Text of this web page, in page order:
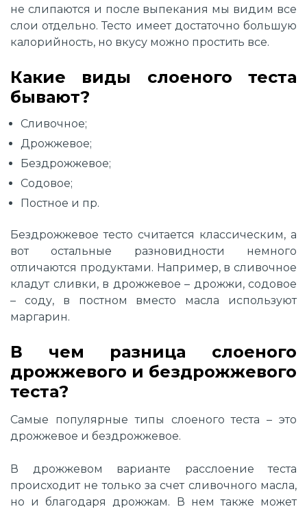
не слипаются и после выпекания мы видим все
слои отдельно. Тесто имеет достаточно большую
калорийность, но вкусу можно простить все.
Какие виды слоеного теста
бывают?
Сливочное;
Дрожжевое;
Бездрожжевое;
Содовое;
Постное и пр.
Бездрожжевое тесто считается классическим, а
вот остальные разновидности немного
отличаются продуктами. Например, в сливочное
кладут сливки, в дрожжевое – дрожжи, содовое
– соду, в постном вместо масла используют
маргарин.
В чем разница слоеного
дрожжевого и бездрожжевого
теста?
Самые популярные типы слоеного теста – это
дрожжевое и бездрожжевое.
В дрожжевом варианте расслоение теста
происходит не только за счет сливочного масла,
но и благодаря дрожжам. В нем также может